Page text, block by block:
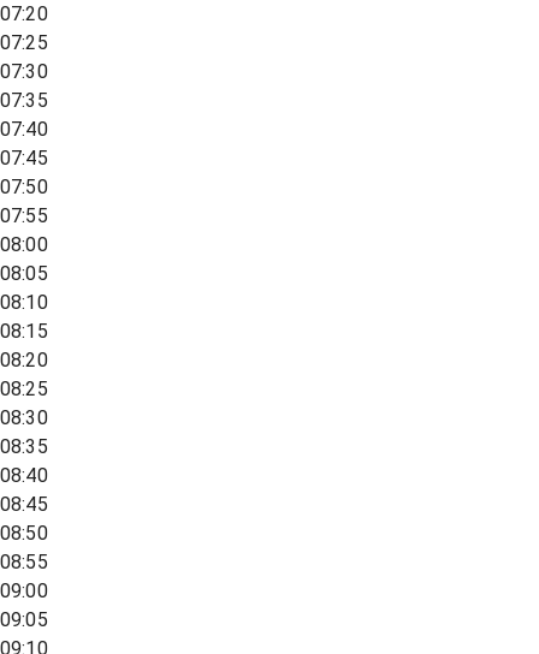
07:20
07:25
07:30
07:35
07:40
07:45
07:50
07:55
08:00
08:05
08:10
08:15
08:20
08:25
08:30
08:35
08:40
08:45
08:50
08:55
09:00
09:05
09:10